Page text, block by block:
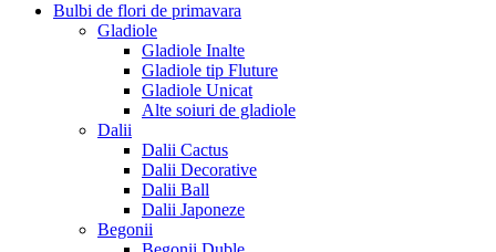
Bulbi de flori de primavara
Gladiole
Gladiole Inalte
Gladiole tip Fluture
Gladiole Unicat
Alte soiuri de gladiole
Dalii
Dalii Cactus
Dalii Decorative
Dalii Ball
Dalii Japoneze
Begonii